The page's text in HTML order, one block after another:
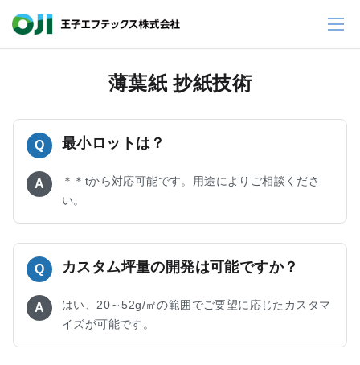
薄葉紙 抄紙技術
Q 最小ロットは？
A
＊＊tから対応可能です。用途によりご相談くださ
い。
Q カスタム坪量の開発は可能ですか？
A
はい、20～52g/㎡の範囲でご要望に応じたカスタマ
イズが可能です。